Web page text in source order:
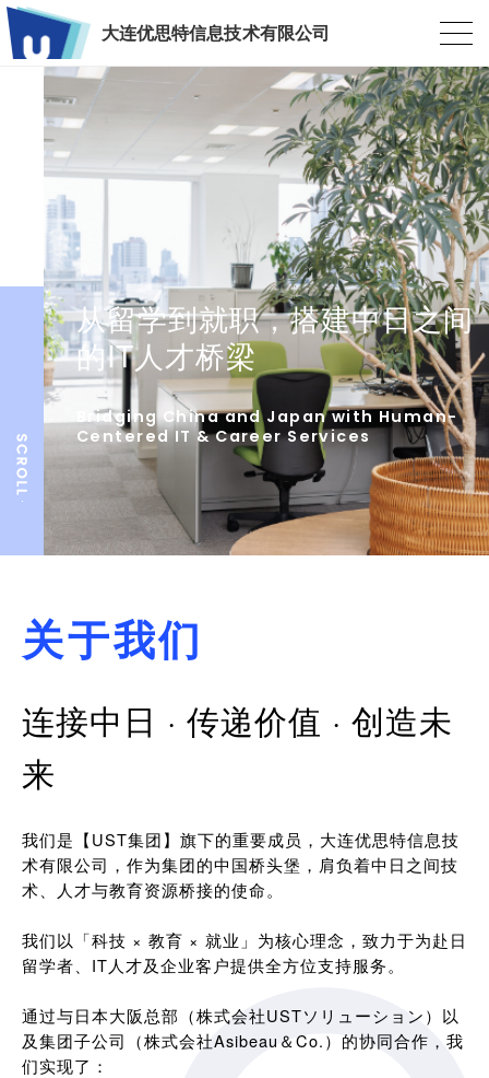
大连优思特信息技术有限公司
从留学到就职，搭建中日之间
的IT人才桥梁
Bridging China and Japan with Human-
Centered IT & Career Services
关于我们
连接中日 · 传递价值 · 创造未
来
我们是【UST集团】旗下的重要成员，大连优思特信息技
术有限公司，作为集团的中国桥头堡，肩负着中日之间技
术、人才与教育资源桥接的使命。
我们以「科技 × 教育 × 就业」为核心理念，致力于为赴日
留学者、IT人才及企业客户提供全方位支持服务。
通过与日本大阪总部（株式会社USTソリューション）以
及集团子公司（株式会社Asibeau＆Co.）的协同合作，我
们实现了：